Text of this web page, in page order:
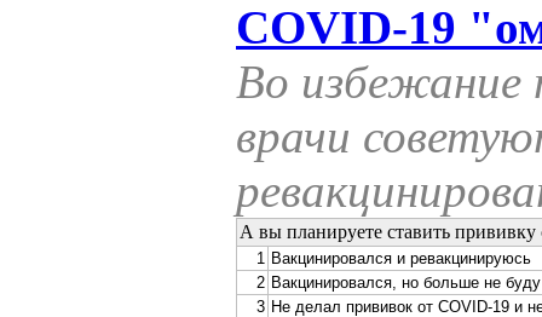
COVID-19
Во избежание
врачи
А вы планируете ставить
1 Вакцинировался и ревакцинируюсь
2 Вакцинировался, но больше не буду
3 Не делал прививок от COVID-19 и